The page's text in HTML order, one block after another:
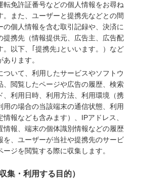
転免許証番号などの個人情報をお尋ね
。また、ユーザーと提携先などとの間
の個人情報を含む取引記録や、決済に
提携先（情報提供元、広告主、広告配
。以下、｢提携先｣といいます。）など
ります。
ついて、利用したサービスやソフトウ
、閲覧したページや広告の履歴、検索
、利用日時、利用方法、利用環境（携
用の場合の当該端末の通信状態、利用
報なども含みます）、IPアドレス、
情報、端末の個体識別情報などの履歴
を、ユーザーが当社や提携先のサービ
ジを閲覧する際に収集します。
集・利用する目的）